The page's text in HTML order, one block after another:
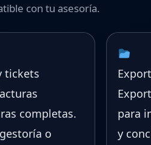
con tu asesoría.
tickets
completas.
o
para
y